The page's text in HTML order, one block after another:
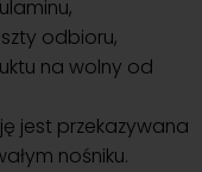
odbioru,
na wolny od
jest przekazywana
nośniku.